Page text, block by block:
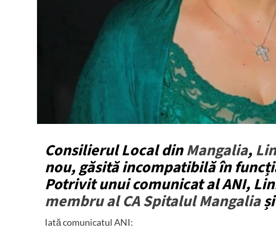
Consilierul Local dinMangalia,
nou, găsită incompatibilă în
Potrivit unui comunicat al ANI,
membru al CA Spitalul Mangaliași
Iată comunicatul ANI: